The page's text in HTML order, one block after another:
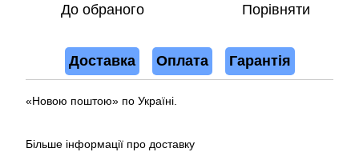
До обраного Порівняти
Доставка Оплата Гарантія
«Новою поштою» по Україні.
Більше інформації про доставку